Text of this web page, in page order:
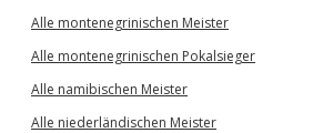
Alle montenegrinischen Meister
Alle montenegrinischen Pokalsieger
Alle namibischen Meister
Alle niederländischen Meister